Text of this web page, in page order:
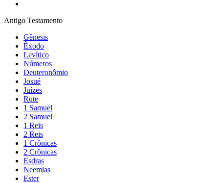
Antigo Testamento
Gênesis
Êxodo
Levítico
Números
Deuteronômio
Josué
Juízes
Rute
1 Samuel
2 Samuel
1 Reis
2 Reis
1 Crônicas
2 Crônicas
Esdras
Neemias
Ester